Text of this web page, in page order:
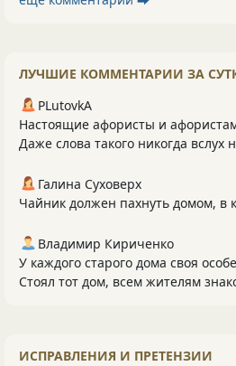
ЛУЧШИЕ КОММЕНТАРИИ ЗА
PLutоvkА
Настоящие афористы и
Даже слова такого никогда вслух
Галина Суховерх
Чайник должен пахнуть домом, в
Владимир Кириченко
У каждого старого дома своя
Стоял тот дом, всем жителям
ИСПРАВЛЕНИЯ И ПРЕТЕНЗИИ